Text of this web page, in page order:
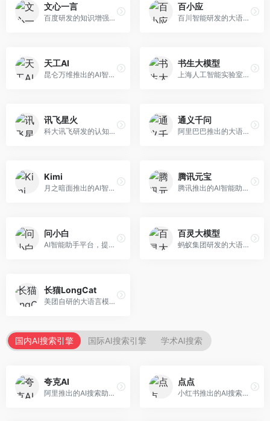
文心一言
百度研发的知识增强大语言模型，深度融合百度知识图谱和搜索能力。面向中文用户，提供知识问答、文本创作、逻辑推理等服务，中文语境理解准确，知识覆盖面广。
百小应
百川智能研发的大语言模型助手，专注于中文理解和生成。面向中文用户，提供知识问答、文本创作、代码辅助等服务，模型参数规模大，中文表达流畅自然。
天工AI
昆仑万维推出的AI智能助手，集成搜索、对话、创作等多种能力。面向普通用户和内容创作者，支持联网搜索、文本生成、图像理解等功能，响应速度快，免费使用。
书生大模型
上海人工智能实验室研发的开源大模型系列，支持多尺度和多模态。面向研究机构和开发者，开源生态完善，学术研究背景深厚，适合科研和定制开发。
讯飞星火
科大讯飞研发的认知智能大模型，深度融合语音识别和自然语言处理技术。面向企业用户和教育领域，提供语音交互、文档处理、代码生成等服务，中文语音识别准确率高。
通义千问
阿里巴巴推出的大语言模型平台，提供对话问答、文档处理、图像理解、代码编写等全方位AI服务。面向企业用户和个人开发者，集成阿里云生态，支持多模态交互，企业级安全保障。
Kimi
月之暗面推出的AI智能助手，核心优势在于超长文本处理能力，支持20万字以上文档分析。面向学术研究者、职场人士和内容创作者，提供文档解读、PPT生成、联网搜索等综合服务。
腾讯元宝
腾讯推出的AI智能助手，整合微信生态和腾讯云服务。面向普通用户和企业客户，支持文档解析、图像理解、联网搜索等功能，与腾讯产品无缝衔接，办公协作便捷。
问小白
AI智能助手平台，提供知识问答、文本创作、文档处理等服务。面向普通用户和职场人士，操作简便，响应速度快，支持多场景应用。
百灵大模型
蚂蚁集团研发的大语言模型平台，专注于金融科技和企业服务。面向金融机构和企业客户，提供智能客服、风险分析、文档处理等服务，金融场景理解深入。
长猫LongCat
美团自研的大语言模型对话平台，专注于本地生活服务场景。面向美团生态用户，提供智能推荐、服务问答等功能，本地生活知识覆盖全面。
国内AI搜索引擎 国际AI搜索引擎 学术AI搜索
夸克AI
阿里推出的AI搜索助手，整合搜索与AI功能。面向年轻用户，提供智能搜索、文档处理、学习辅助等服务，与夸克生态深度整合。
点点
小红书推出的AI搜索应用，专注于生活方式内容搜索。面向小红书用户，提供生活攻略、消费决策、内容推荐等服务，生活方式内容丰富。